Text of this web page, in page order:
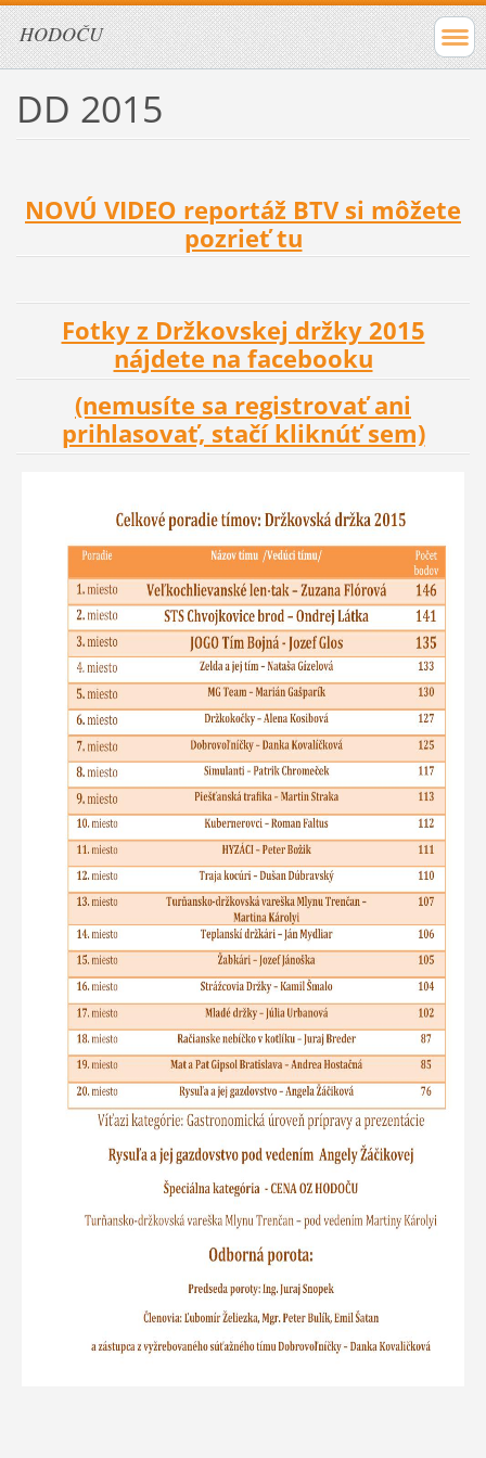
HODOČU
DD 2015
NOVÚ VIDEO reportáž BTV si môžete
pozrieť tu
Fotky z Držkovskej držky 2015
nájdete na facebooku
(nemusíte sa registrovať ani
prihlasovať, stačí kliknúť sem)